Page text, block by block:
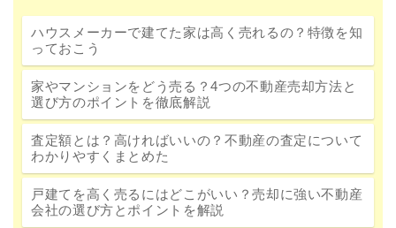
ハウスメーカーで建てた家は高く売れるの？特徴を知
っておこう
家やマンションをどう売る？4つの不動産売却方法と
選び方のポイントを徹底解説
査定額とは？高ければいいの？不動産の査定について
わかりやすくまとめた
戸建てを高く売るにはどこがいい？売却に強い不動産
会社の選び方とポイントを解説